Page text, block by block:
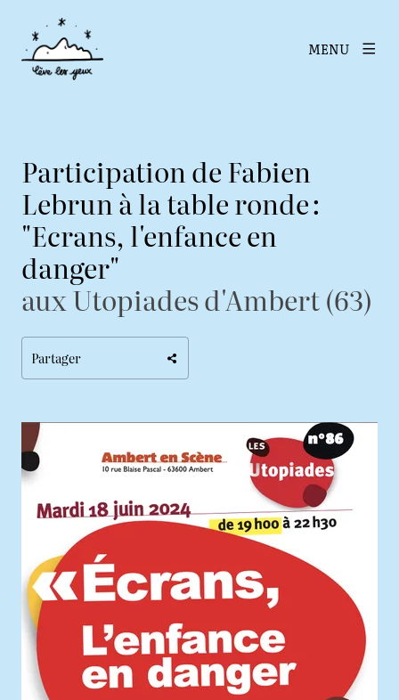
MENU
Participation de Fabien
Lebrun à la table ronde :
"Ecrans, l'enfance en
danger"
aux Utopiades d'Ambert (63)
Partager
Agrandir